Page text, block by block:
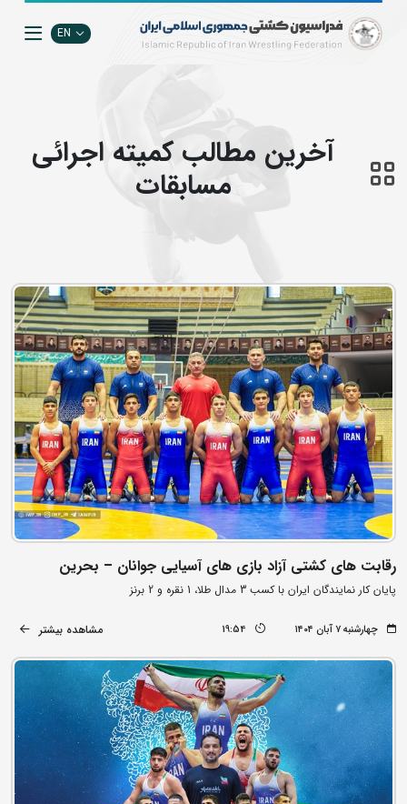
EN
آخرین مطالب كميته اجرائي
مسابقات
رقابت های کشتی آزاد بازی های آسیایی جوانان – بحرین
پایان کار نمایندگان ایران با کسب 3 مدال طلا، 1 نقره و 2 برنز
چهارشنبه ۷ آبان ۱۴۰۴ 19:54 مشاهده بیشتر